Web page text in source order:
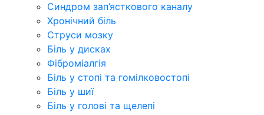
Синдром зап’ясткового каналу
Хронічний біль
Струси мозку
Біль у дисках
Фіброміалгія
Біль у стопі та гомілковостопі
Біль у шиї
Біль у голові та щелепі